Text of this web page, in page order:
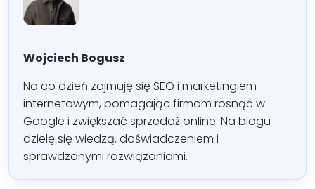
Wojciech Bogusz
Na co dzień zajmuję się SEO i marketingiem
internetowym, pomagając firmom rosnąć w
Google i zwiększać sprzedaż online. Na blogu
dzielę się wiedzą, doświadczeniem i
sprawdzonymi rozwiązaniami.